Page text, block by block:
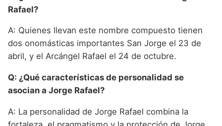
Rafael?
A: Quienes llevan este nombre compuesto tienen
dos onomásticas importantes San Jorge el 23 de
abril, y el Arcángel Rafael el 24 de octubre.
Q: ¿Qué características de personalidad se
asocian a Jorge Rafael?
A: La personalidad de Jorge Rafael combina la